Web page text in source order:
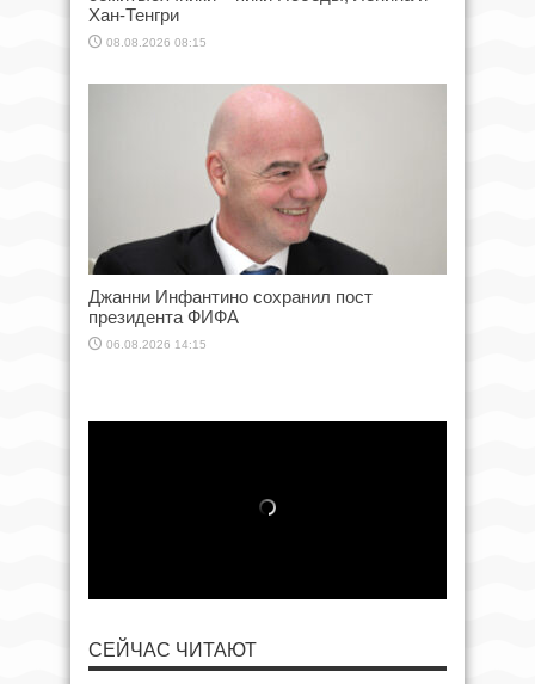
Хан-Тенгри
08.08.2026 08:15
Джанни Инфантино сохранил пост
президента ФИФА
06.08.2026 14:15
СЕЙЧАС ЧИТАЮТ